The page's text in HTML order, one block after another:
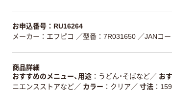
お申込番号：RU16264
メーカー：エフピコ ／型番：7R031650 ／JANコ
商品詳細
おすすめのメニュー、用途
うどん・そばなど／ お
ニエンスストアなど／ カラー クリア ／ 寸法